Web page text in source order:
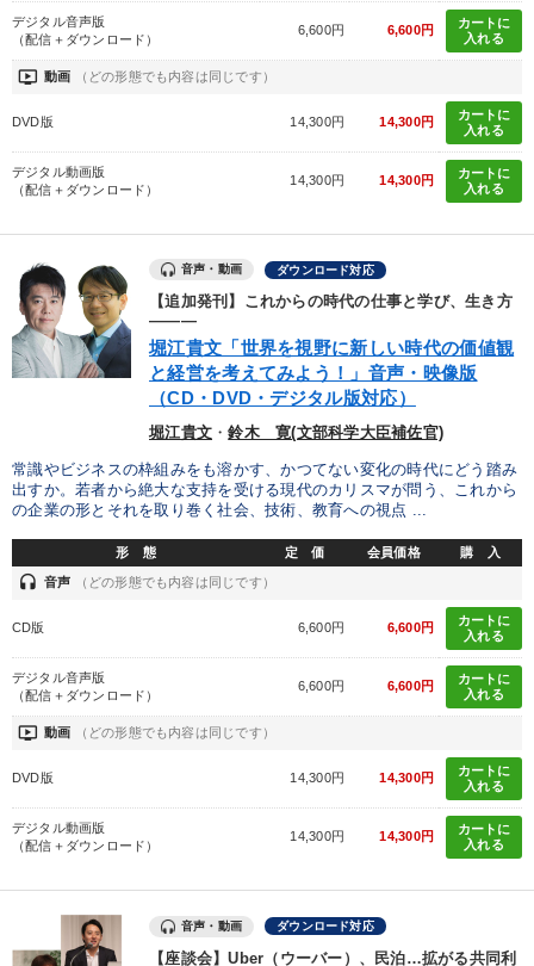
デジタル音声版
（配信＋ダウンロード）
6,600円 6,600円
カートに
入れる
ondemand_video 動画 （どの形態でも内容は同じです）
DVD版 14,300円 14,300円
カートに
入れる
デジタル動画版
（配信＋ダウンロード）
14,300円 14,300円
カートに
入れる
音声・動画 ダウンロード対応
【追加発刊】これからの時代の仕事と学び、生き方
―――
堀江貴文「世界を視野に新しい時代の価値観
と経営を考えてみよう！」音声・映像版
（CD・DVD・デジタル版対応）
堀江貴文 ・鈴木 寛(文部科学大臣補佐官)
常識やビジネスの枠組みをも溶かす、かつてない変化の時代にどう踏み
出すか。若者から絶大な支持を受ける現代のカリスマが問う、これから
の企業の形とそれを取り巻く社会、技術、教育への視点 ...
形 態 定 価 会員価格 購 入
headset 音声 （どの形態でも内容は同じです）
CD版 6,600円 6,600円
カートに
入れる
デジタル音声版
（配信＋ダウンロード）
6,600円 6,600円
カートに
入れる
ondemand_video 動画 （どの形態でも内容は同じです）
DVD版 14,300円 14,300円
カートに
入れる
デジタル動画版
（配信＋ダウンロード）
14,300円 14,300円
カートに
入れる
音声・動画 ダウンロード対応
【座談会】Uber（ウーバー）、民泊…拡がる共同利